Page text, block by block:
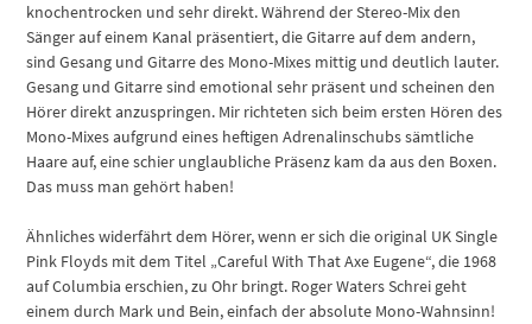
knochentrocken und sehr direkt. Während der Stereo-Mix den
Sänger auf einem Kanal präsentiert, die Gitarre auf dem andern,
sind Gesang und Gitarre des Mono-Mixes mittig und deutlich lauter.
Gesang und Gitarre sind emotional sehr präsent und scheinen den
Hörer direkt anzuspringen. Mir richteten sich beim ersten Hören des
Mono-Mixes aufgrund eines heftigen Adrenalinschubs sämtliche
Haare auf, eine schier unglaubliche Präsenz kam da aus den Boxen.
Das muss man gehört haben!
Ähnliches widerfährt dem Hörer, wenn er sich die original UK Single
Pink Floyds mit dem Titel „Careful With That Axe Eugene“, die 1968
auf Columbia erschien, zu Ohr bringt. Roger Waters Schrei geht
einem durch Mark und Bein, einfach der absolute Mono-Wahnsinn!